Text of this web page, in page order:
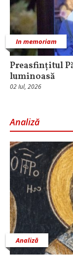
In memoriam
Preasfințitul
luminoasă
02 Iul, 2026
Analiză
Analiză